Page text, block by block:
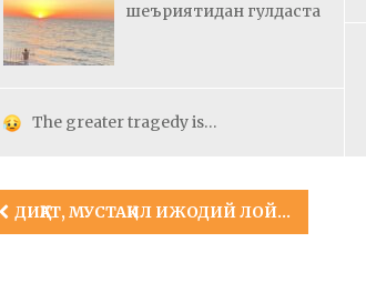
шеъриятидан гулдаста
The greater tragedy is…
Post
ДИҚҚАТ, МУСТАҚИЛ ИЖОДИЙ ЛОЙИҲАЛАР УЧУН ТАНЛОВ!